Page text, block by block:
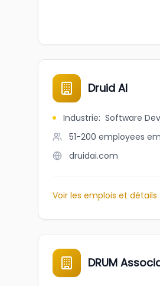
Druid AI
Industrie: Software
51-200 employees
druidai.com
Voir les emplois et détails
DRUM